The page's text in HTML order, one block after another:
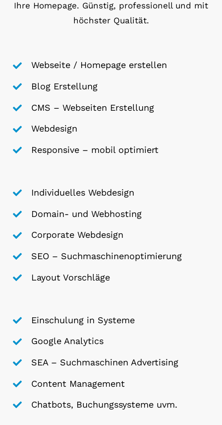
Ihre Homepage. Günstig, professionell und mit
höchster Qualität.
Webseite / Homepage erstellen
Blog Erstellung
CMS – Webseiten Erstellung
Webdesign
Responsive – mobil optimiert
Individuelles Webdesign
Domain- und Webhosting
Corporate Webdesign
SEO – Suchmaschinenoptimierung
Layout Vorschläge
Einschulung in Systeme
Google Analytics
SEA – Suchmaschinen Advertising
Content Management
Chatbots, Buchungssysteme uvm.